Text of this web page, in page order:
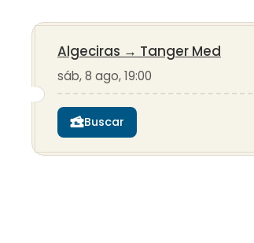
Algeciras → Tanger Med
sáb, 8 ago, 19:00
Buscar